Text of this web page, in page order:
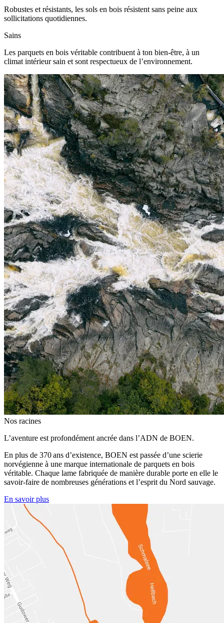
Robustes et résistants, les sols en bois résistent sans peine aux
sollicitations quotidiennes.
Sains
Les parquets en bois véritable contribuent à ton bien-être, à un
climat intérieur sain et sont respectueux de l’environnement.
Nos racines
L’aventure est profondément ancrée dans l’ADN de BOEN.
En plus de 370 ans d’existence, BOEN est passée d’une scierie
norvégienne à une marque internationale de parquets en bois
véritable. Chaque lame fabriquée de manière durable porte en elle le
savoir-faire de nombreuses générations et l’esprit du Nord sauvage.
En savoir plus